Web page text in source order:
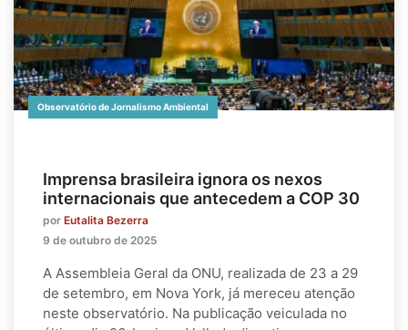
Observatório de Jornalismo Ambiental
Imprensa brasileira ignora os nexos
internacionais que antecedem a COP 30
por Eutalita Bezerra
9 de outubro de 2025
A Assembleia Geral da ONU, realizada de 23 a 29
de setembro, em Nova York, já mereceu atenção
neste observatório. Na publicação veiculada no